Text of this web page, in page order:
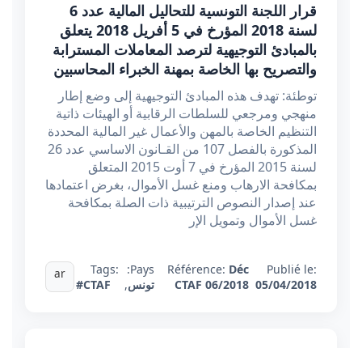
قرار اللجنة التونسية للتحاليل المالية عدد 6
لسنة 2018 المؤرخ في 5 أفريل 2018 يتعلق
بالمبادئ التوجيهية لترصد المعاملات المسترابة
والتصريح بها الخاصة بمهنة الخبراء المحاسبين
توطئة: تهدف هذه المبادئ التوجيهية إلى وضع إطار
منهجي ومرجعي للسلطات الرقابية أو الهيئات ذاتية
التنظيم الخاصة بالمهن والأعمال غير المالية المحددة
المذكورة بالفصل 107 من القـانون الاساسي عدد 26
لسنة 2015 المؤرخ في 7 أوت 2015 المتعلق
بمكافحة الارهاب ومنع غسل الأموال، بغرض اعتمادها
عند إصدار النصوص الترتيبية ذات الصلة بمكافحة
غسل الأموال وتمويل الإر
Publié le:
05/04/2018
Référence: Déc
CTAF 06/2018
Pays:
تونس,
Tags:
#CTAF
ar